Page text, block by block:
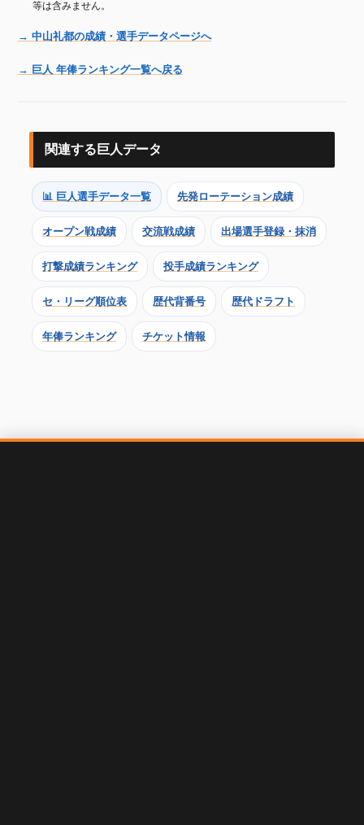
等は含みません。
→ 中山礼都の成績・選手データページへ
→ 巨人 年俸ランキング一覧へ戻る
関連する巨人データ
📊 巨人選手データ一覧 先発ローテーション成績
オープン戦成績 交流戦成績 出場選手登録・抹消
打撃成績ランキング 投手成績ランキング
セ・リーグ順位表 歴代背番号 歴代ドラフト
年俸ランキング チケット情報